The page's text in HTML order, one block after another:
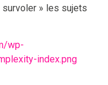
» les sujets
wp-
index.png